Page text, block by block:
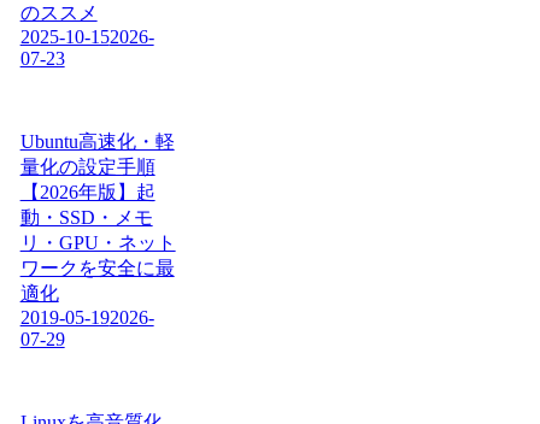
のススメ
2025-10-152026-
07-23
Ubuntu高速化・軽
量化の設定手順
【2026年版】起
動・SSD・メモ
リ・GPU・ネット
ワークを安全に最
適化
2019-05-192026-
07-29